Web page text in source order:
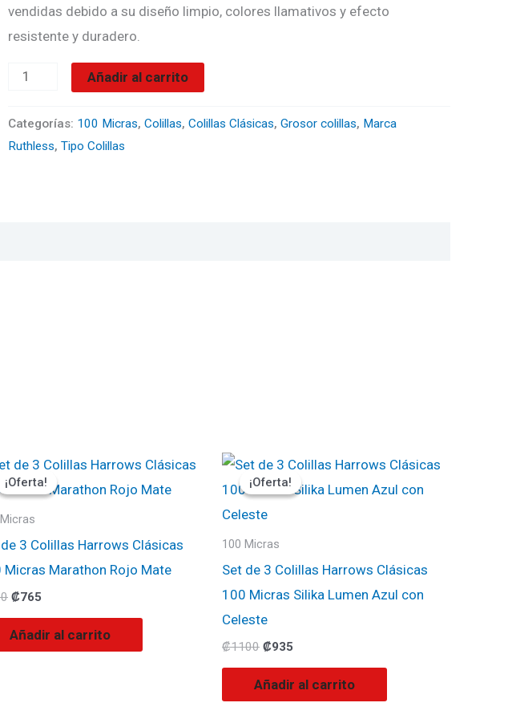
vendidas debido a su diseño limpio, colores llamativos y efecto
resistente y duradero.
Verdes
cantidad
Añadir al carrito
Categorías: 100 Micras, Colillas, Colillas Clásicas, Grosor colillas, Marca
Ruthless, Tipo Colillas
¡Oferta!
¡Oferta!
3 Colillas Harrows Clásicas
Micras Marathon Rojo Mate
El
precio
original
₡900.
₡765
El
precio
actual
Añadir al carrito
¡Oferta!
¡Oferta!
100 Micras
Set de 3 Colillas Harrows Clásicas
100 Micras Silika Lumen Azul con
Celeste
₡1100
El
precio
original
₡1100.
₡935
El
precio
actual
Añadir al carrito